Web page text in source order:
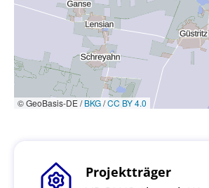
© GeoBasis-DE /BKG/CC BY 4.0
Projektträger